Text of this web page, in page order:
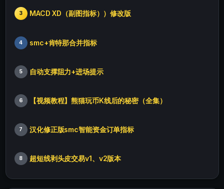
3 MACD XD（副图指标））修改版
4 smc+肯特那合并指标
5 自动支撑阻力+进场提示
6 【视频教程】熊猫玩币K线后的秘密（全集）
7 汉化修正版smc智能资金订单指标
8 超短线剥头皮交易v1、v2版本